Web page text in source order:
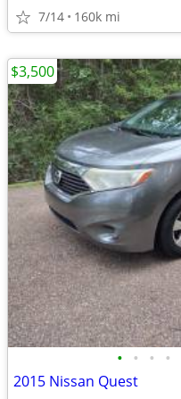
7/14 160k mi
• • • •
2015 Nissan Quest
$3,500